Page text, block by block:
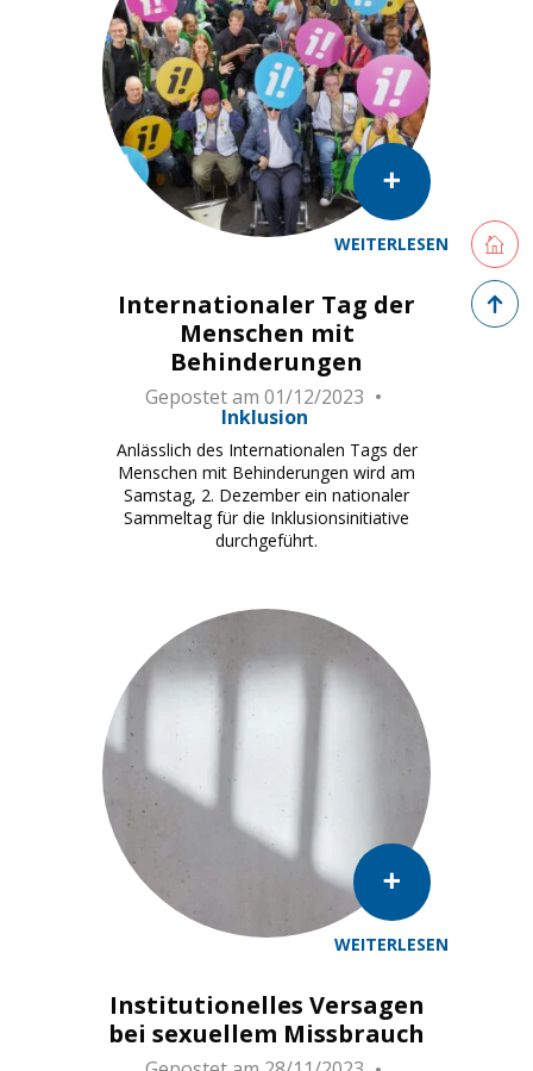
BERN, April 2023; Sammelstart der Inklusions Initiative
WEITERLESEN
Internationaler Tag der
Menschen mit
Behinderungen
Gepostet am 01/12/2023
Inklusion
Anlässlich des Internationalen Tags der
Menschen mit Behinderungen wird am
Samstag, 2. Dezember ein nationaler
Sammeltag für die Inklusionsinitiative
durchgeführt.
WEITERLESEN
Institutionelles Versagen
bei sexuellem Missbrauch
Zurück